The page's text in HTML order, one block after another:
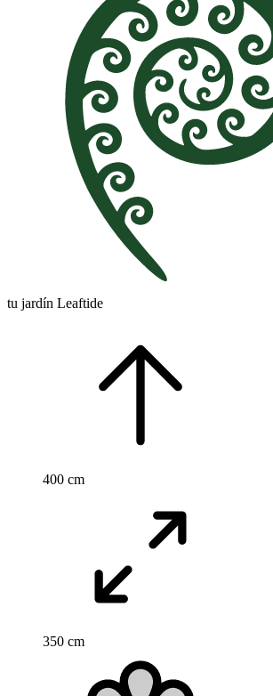
tu jardín Leaftide
400 cm
350 cm